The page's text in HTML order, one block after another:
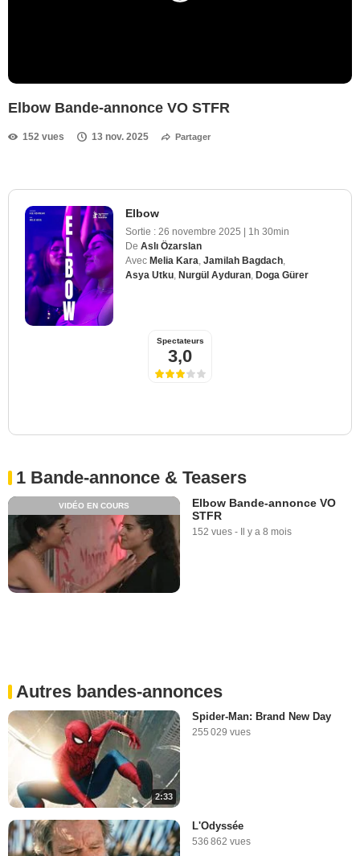
Elbow Bande-annonce VO STFR
152 vues 13 nov. 2025 Partager
Elbow
Sortie : 26 novembre 2025 | 1h 30min
De Aslı Özarslan
Avec Melia Kara Jamilah Bagdach
Asya Utku Nurgül Ayduran Doga Gürer
Spectateurs
3,0
1 Bande-annonce & Teasers
VIDÉO EN COURS
Elbow Bande-annonce VO
STFR
152 vues - Il y a 8 mois
Autres bandes-annonces
2:33
Spider-Man: Brand New Day
255 029 vues
L'Odyssée
536 862 vues